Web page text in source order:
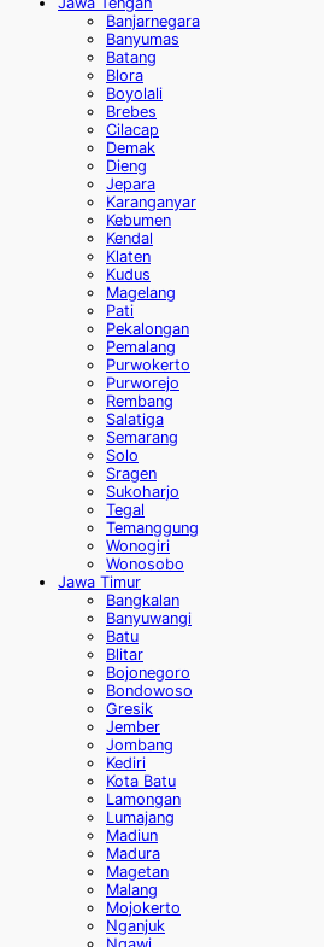
Banjarnegara
Banyumas
Batang
Blora
Boyolali
Brebes
Cilacap
Demak
Dieng
Jepara
Karanganyar
Kebumen
Kendal
Klaten
Kudus
Magelang
Pati
Pekalongan
Pemalang
Purwokerto
Purworejo
Rembang
Salatiga
Semarang
Solo
Sragen
Sukoharjo
Tegal
Temanggung
Wonogiri
Wonosobo
Jawa Timur
Bangkalan
Banyuwangi
Batu
Blitar
Bojonegoro
Bondowoso
Gresik
Jember
Jombang
Kediri
Kota Batu
Lamongan
Lumajang
Madiun
Madura
Magetan
Malang
Mojokerto
Nganjuk